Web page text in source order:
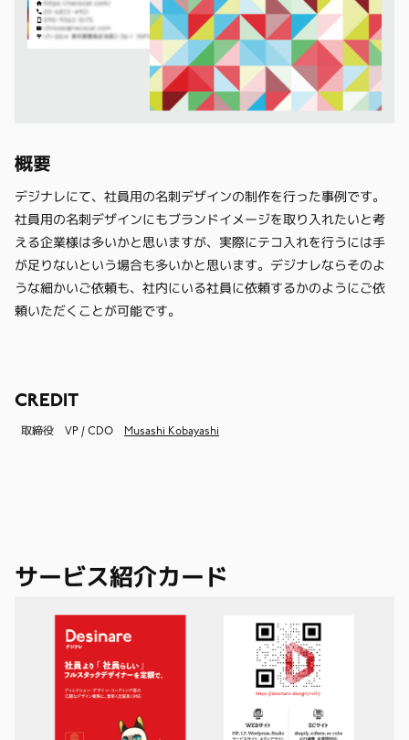
概要
デジナレにて、社員用の名刺デザインの制作を行った事例です。
社員用の名刺デザインにもブランドイメージを取り入れたいと考
える企業様は多いかと思いますが、実際にテコ入れを行うには手
が足りないという場合も多いかと思います。デジナレならそのよ
うな細かいご依頼も、社内にいる社員に依頼するかのようにご依
頼いただくことが可能です。
CREDIT
取締役 VP / CDO Musashi Kobayashi
サービス紹介カード